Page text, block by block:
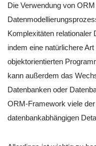
Die Verwendung von
Komplexitäten relationaler
indem eine natürlichere
objektorientierten
kann außerdem das
Datenbanken oder
ORM-Framework viele
datenbankabhängigen